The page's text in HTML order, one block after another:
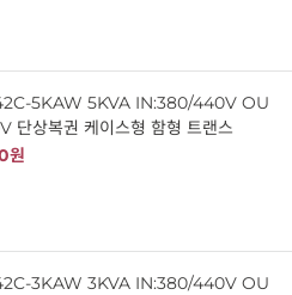
5KAW 5KVA IN:380/440V OU
단상복권 케이스형 함형 트랜스
원
3KAW 3KVA IN:380/440V OU